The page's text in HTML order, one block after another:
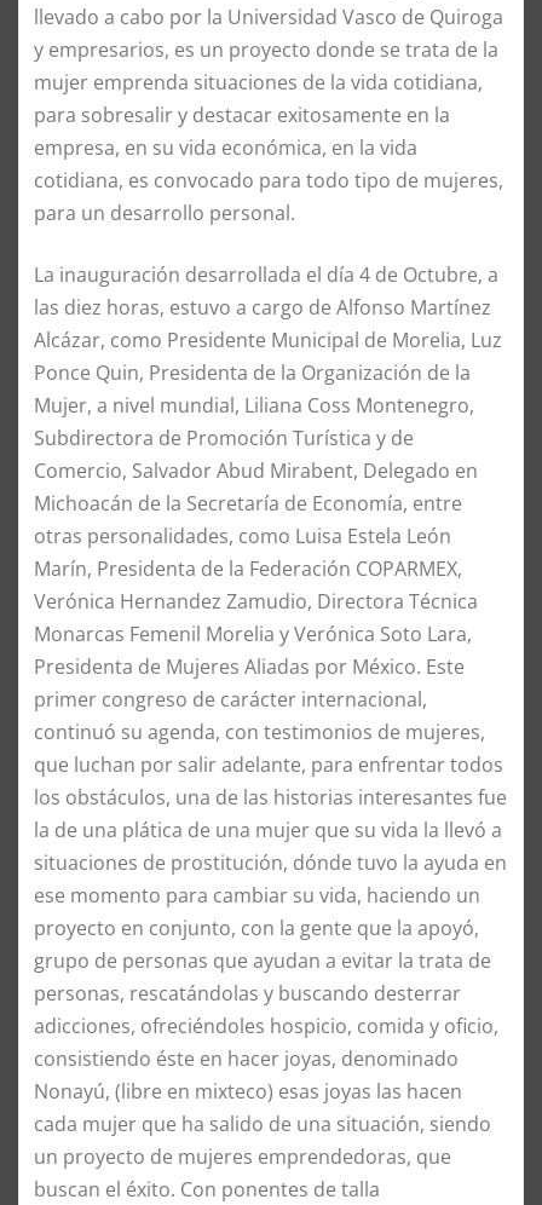
llevado a cabo por la Universidad Vasco de Quiroga
y empresarios, es un proyecto donde se trata de la
mujer emprenda situaciones de la vida cotidiana,
para sobresalir y destacar exitosamente en la
empresa, en su vida económica, en la vida
cotidiana, es convocado para todo tipo de mujeres,
para un desarrollo personal.
La inauguración desarrollada el día 4 de Octubre, a
las diez horas, estuvo a cargo de Alfonso Martínez
Alcázar, como Presidente Municipal de Morelia, Luz
Ponce Quin, Presidenta de la Organización de la
Mujer, a nivel mundial, Liliana Coss Montenegro,
Subdirectora de Promoción Turística y de
Comercio, Salvador Abud Mirabent, Delegado en
Michoacán de la Secretaría de Economía, entre
otras personalidades, como Luisa Estela León
Marín, Presidenta de la Federación COPARMEX,
Verónica Hernandez Zamudio, Directora Técnica
Monarcas Femenil Morelia y Verónica Soto Lara,
Presidenta de Mujeres Aliadas por México. Este
primer congreso de carácter internacional,
continuó su agenda, con testimonios de mujeres,
que luchan por salir adelante, para enfrentar todos
los obstáculos, una de las historias interesantes fue
la de una plática de una mujer que su vida la llevó a
situaciones de prostitución, dónde tuvo la ayuda en
ese momento para cambiar su vida, haciendo un
proyecto en conjunto, con la gente que la apoyó,
grupo de personas que ayudan a evitar la trata de
personas, rescatándolas y buscando desterrar
adicciones, ofreciéndoles hospicio, comida y oficio,
consistiendo éste en hacer joyas, denominado
Nonayú, (libre en mixteco) esas joyas las hacen
cada mujer que ha salido de una situación, siendo
un proyecto de mujeres emprendedoras, que
buscan el éxito. Con ponentes de talla